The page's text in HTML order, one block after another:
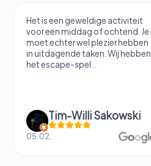
Het is een geweldige activiteit
voor een middag of ochtend. Je
moet echter wel plezier hebben
in uitdagende taken. Wij hebben
het escape-spel...
Tim-Willi Sakowski
05.02.